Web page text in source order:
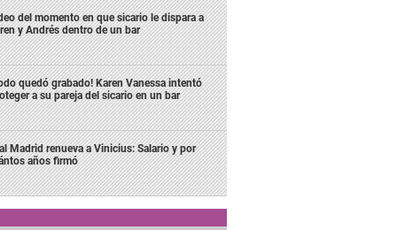
del momento en que sicario le dispara a
y Andrés dentro de un bar
quedó grabado! Karen Vanessa intentó
a su pareja del sicario en un bar
Madrid renueva a Vinicius: Salario y por
años firmó